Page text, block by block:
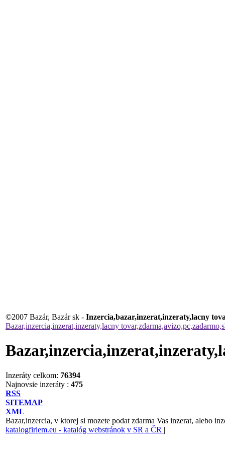
©2007 Bazár, Bazár sk - Inzercia,bazar,inzerat,inzeraty,lacny
Bazar,inzercia,inzerat,inzeraty,lacny
Inzeráty celkom: 76394
Najnovsie inzeráty : 475
RSS
SITEMAP
XML
Bazar,inzercia, v ktorej si mozete podat zdarma Vas inzerat, alebo
katalogfiriem.eu - katalóg webstránok v SR a ČR |